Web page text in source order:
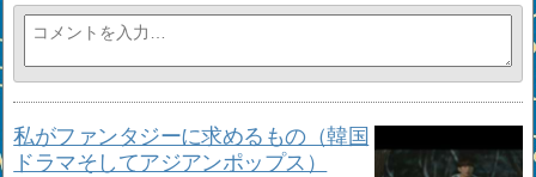
私がファンタジーに求めるもの（韓国
ドラマそしてアジアンポップス）